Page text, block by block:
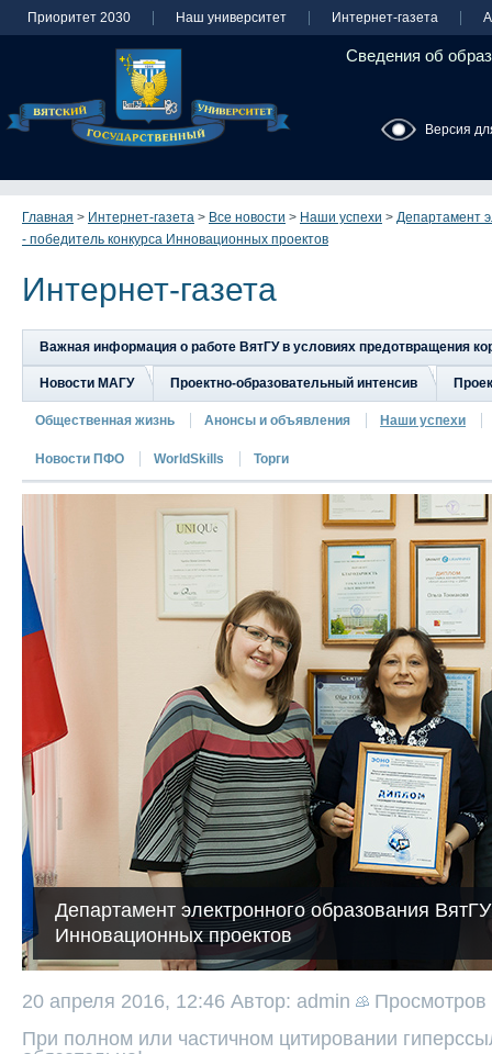
Приоритет 2030 Наш университет Интернет-газета
Сведения об
Версия
Главная > Интернет-газета > Все новости > Наши успехи > Департамент
- победитель конкурса Инновационных проектов
Интернет-газета
Важная информация о работе ВятГУ в условиях предотвращения
Новости МАГУ Проектно-образовательный интенсив
Общественная жизнь Анонсы и объявления Наши успехи
Новости ПФО WorldSkills Торги
Департамент электронного образования
Инновационных проектов
20 апреля 2016, 12:46 Автор: admin
Просмотров
При полном или частичном цитировании